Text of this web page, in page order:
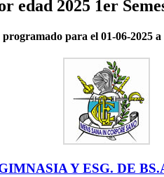
edad 2025 1er
para el 01-06-2025 a
Y ESG. DE